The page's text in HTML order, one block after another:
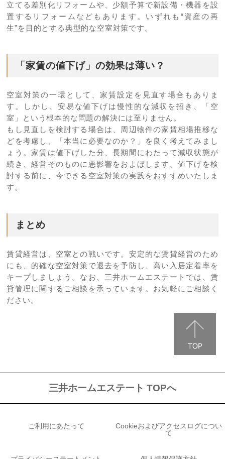
立てる差別化リフォームや、少額予算で新設備・機器を設
置するリフォームなどもあります。いずれも“資産の再
生”を目的とする典型的な空室対策です。
「家賃の値下げ」の効果は薄い？
空室対策の一環として、家賃設定を見直す場合もありま
す。しかし、安易な値下げは慢性的な減収を招き、「空
室」という根本的な問題の解決には至りません。
もし見直しを検討する場合は、周辺物件の家賃相場推移な
どを考慮し、「本当に必要なのか？」を良く考えてみまし
ょう。家賃は値下げした分、長期間にわたって減収状態が
続き、経営そのものに悪影響をおよぼします。値下げを検
討する前に、今できる空室対策の実践をおすすめいたしま
す。
まとめ
賃貸経営は、空室との戦いです。安定的な賃貸経営のため
にも、的確な空室対策で退去を予防し、高い入居定着率を
キープしましょう。なお、三井ホームエステートでは、賃
貸管理に関するご相談を承っています。お気軽にご相談く
ださい。
三井ホームエステート TOPへ
ご利用にあたって
Cookieおよびアクセスログについ
て